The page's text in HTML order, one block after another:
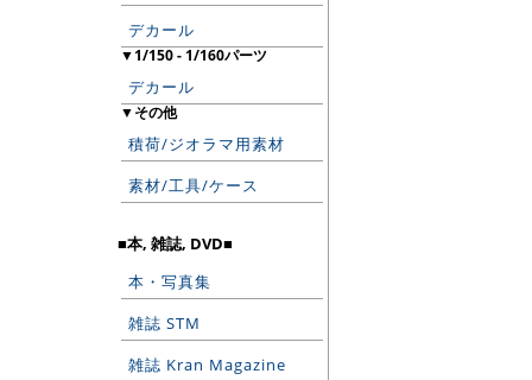
デカール
▼1/150 - 1/160パーツ
デカール
▼その他
積荷/ジオラマ用素材
素材/工具/ケース
■本, 雑誌, DVD■
本・写真集
雑誌 STM
雑誌 Kran Magazine